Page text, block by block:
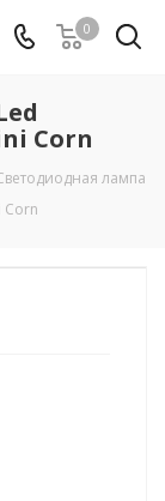
0
Corn
лампа
Corn